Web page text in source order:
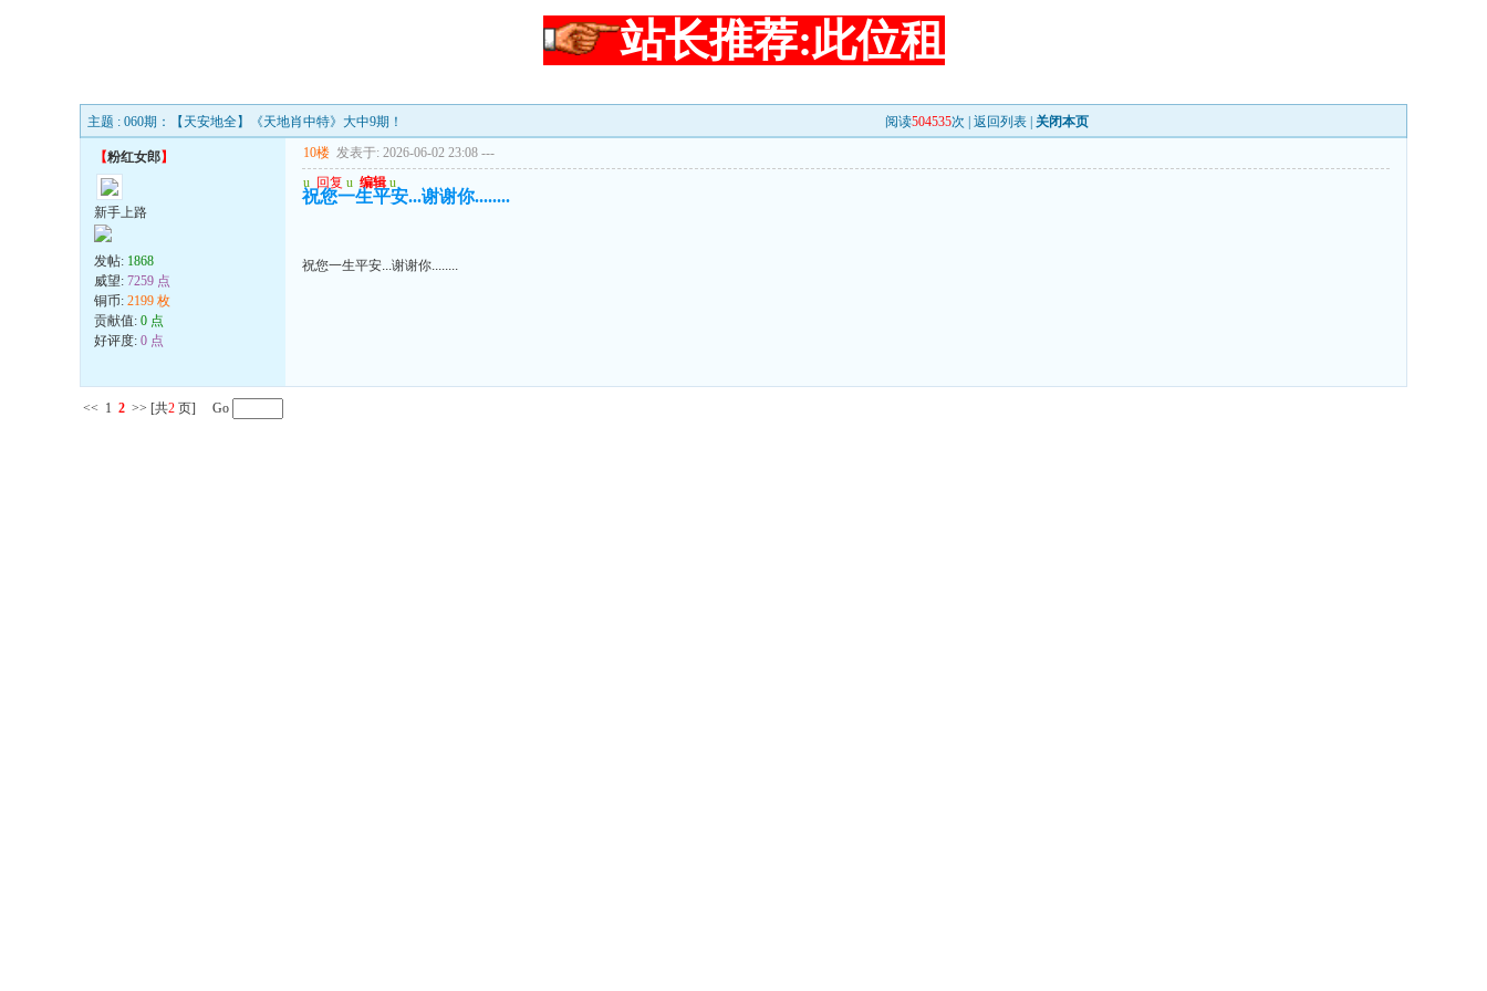
站长推荐:此位租
主题 : 060期：【天安地全】《天地肖中特》大中9期！ 阅读504535次 | 返回列表 关闭本页
【粉红女郎】
新手上路
发帖: 1868
威望: 7259 点
铜币: 2199 枚
贡献值: 0 点
好评度: 0 点
10楼 发表于: 2026-06-02 23:08 ---
u 回复 u 编辑 u
祝您一生平安...谢谢你........
祝您一生平安...谢谢你........
<< 1 2 >> [共2 页] Go